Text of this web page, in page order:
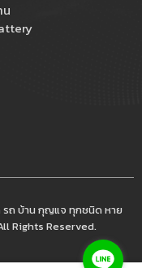
น
ถ บ้าน กุญแจ ทุกชนิด หาย
Rights Reserved.